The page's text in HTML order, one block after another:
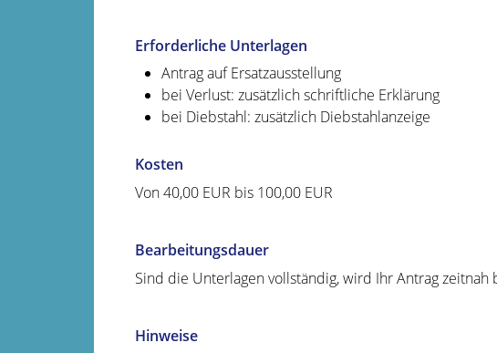
Erforderliche Unterlagen
Antrag auf Ersatzausstellung
bei Verlust: zusätzlich schriftliche Erklärung
bei Diebstahl: zusätzlich Diebstahlanzeige
Kosten
Von 40,00 EUR bis 100,00 EUR
Bearbeitungsdauer
Sind die Unterlagen vollständig, wird Ihr Antrag zeitnah
Hinweise